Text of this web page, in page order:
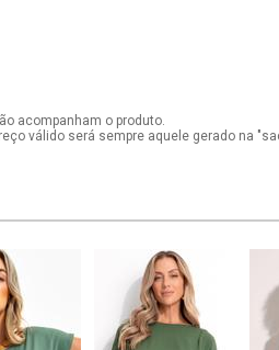
acompanham o produto.
válido será sempre aquele gerado na